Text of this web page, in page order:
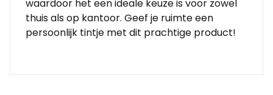
waardoor het een ideale keuze is voor zowel
thuis als op kantoor. Geef je ruimte een
persoonlijk tintje met dit prachtige product!